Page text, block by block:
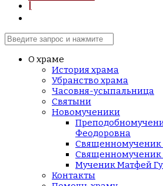
О храме
История храма
Убранство храма
Часовня-усыпальница
Святыни
Новомученики
Феодоровна
Священномученик
Священномученик
Мученик Матфей
Контакты